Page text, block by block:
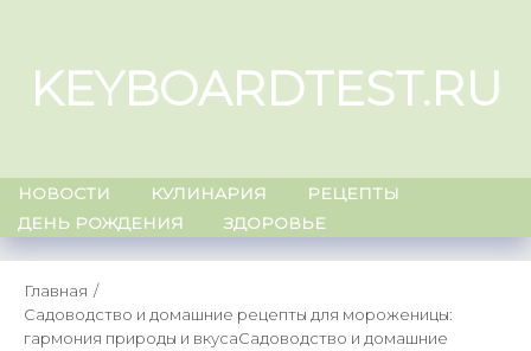
content
KEYBOARDTEST.RU
НОВОСТИ КУЛИНАРИЯ
РЕЦЕПТЫ
ДЕНЬ РОЖДЕНИЯ
ЗДОРОВЬЕ
Главная
Садоводство и домашние рецепты для мороженицы:
гармония природы и вкусаСадоводство и домашние